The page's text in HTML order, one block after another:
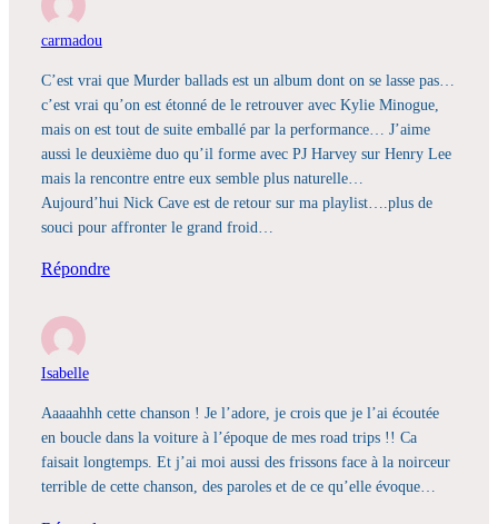
carmadou
C’est vrai que Murder ballads est un album dont on se lasse pas…
c’est vrai qu’on est étonné de le retrouver avec Kylie Minogue,
mais on est tout de suite emballé par la performance… J’aime
aussi le deuxième duo qu’il forme avec PJ Harvey sur Henry Lee
mais la rencontre entre eux semble plus naturelle…
Aujourd’hui Nick Cave est de retour sur ma playlist….plus de
souci pour affronter le grand froid…
Répondre
Isabelle
Aaaaahhh cette chanson ! Je l’adore, je crois que je l’ai écoutée
en boucle dans la voiture à l’époque de mes road trips !! Ca
faisait longtemps. Et j’ai moi aussi des frissons face à la noirceur
terrible de cette chanson, des paroles et de ce qu’elle évoque…